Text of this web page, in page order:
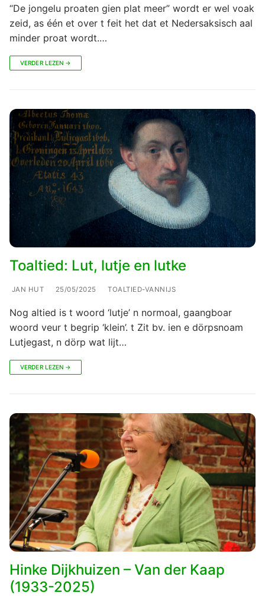
“De jongelu proaten gien plat meer” wordt er wel voak
zeid, as één et over t feit het dat et Nedersaksisch aal
minder proat wordt.…
VERDER LEZEN →
Toaltied: Lut, lutje en lutke
JAN HUT 25/05/2025 TOALTIED-VANNIJS
Nog altied is t woord ‘lutje’ n normoal, gaangboar
woord veur t begrip ‘klein’. t Zit bv. ien e dörpsnoam
Lutjegast, n dörp wat lijt…
VERDER LEZEN →
Hinke Dijkhuizen – Van der Kaap
(1933-2025)